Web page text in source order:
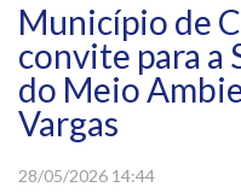
Município de
convite para a
do Meio
Vargas
28/05/2026 14:44